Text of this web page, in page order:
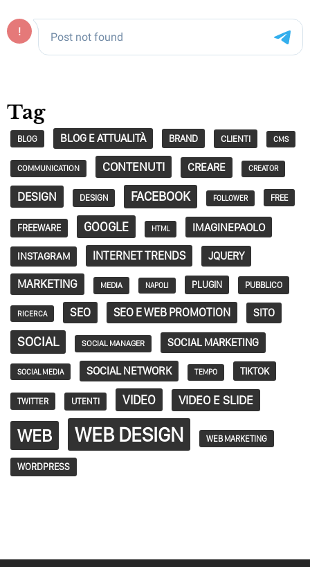
Tag
BLOG BLOG E ATTUALITÀ BRAND CLIENTI CMS
COMMUNICATION CONTENUTI CREARE CREATOR
DESIGN DESIGN FACEBOOK FOLLOWER FREE
FREEWARE GOOGLE HTML IMAGINEPAOLO
INSTAGRAM INTERNET TRENDS JQUERY
MARKETING MEDIA NAPOLI PLUGIN PUBBLICO
RICERCA SEO SEO E WEB PROMOTION SITO
SOCIAL SOCIAL MANAGER SOCIAL MARKETING
SOCIAL MEDIA SOCIAL NETWORK TEMPO TIKTOK
TWITTER UTENTI VIDEO VIDEO E SLIDE
WEB WEB DESIGN WEB MARKETING
WORDPRESS